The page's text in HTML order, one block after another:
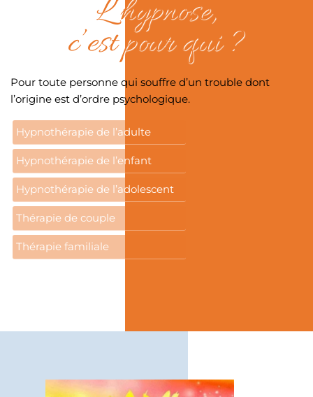
L’hypnose,
c’est pour qui ?
Pour toute personne qui souffre d’un trouble dont
l’origine est d’ordre psychologique.
Hypnothérapie de l’adulte
Hypnothérapie de l’enfant
Hypnothérapie de l’adolescent
Thérapie de couple
Thérapie familiale